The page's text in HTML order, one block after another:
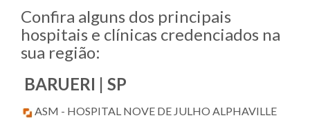
Confira alguns dos principais
hospitais e clínicas credenciados na
sua região:
BARUERI | SP
ASM - HOSPITAL NOVE DE JULHO ALPHAVILLE